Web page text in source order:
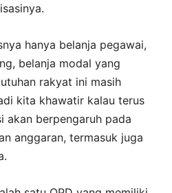
hanya belanja pegawai,
belanja modal yang
rakyat ini masih
kita khawatir kalau terus
akan berpengaruh pada
anggaran, termasuk juga